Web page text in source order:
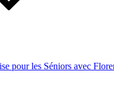
pour les Séniors avec